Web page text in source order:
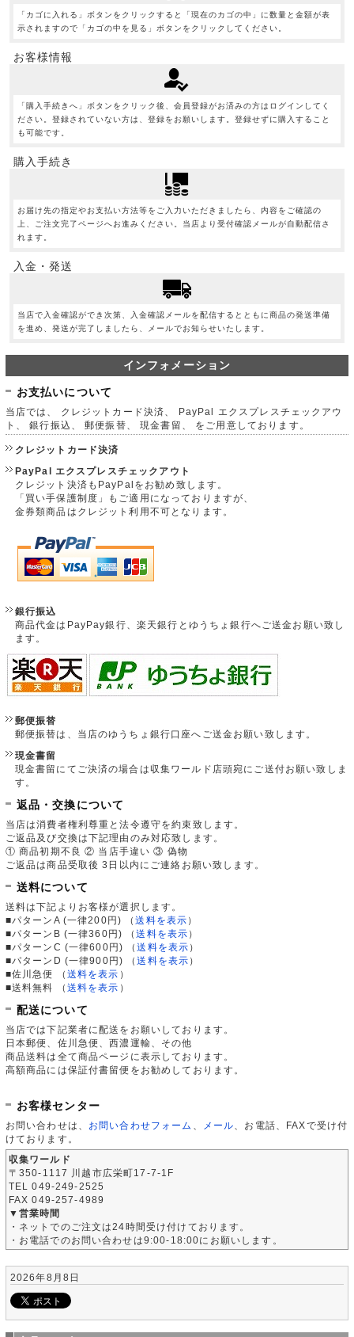
「カゴに入れる」ボタンをクリックすると「現在のカゴの中」に数量と金額が表
示されますので「カゴの中を見る」ボタンをクリックしてください。
お客様情報
「購入手続きへ」ボタンをクリック後、会員登録がお済みの方はログインしてく
ださい。登録されていない方は、登録をお願いします。登録せずに購入すること
も可能です。
購入手続き
お届け先の指定やお支払い方法等をご入力いただきましたら、内容をご確認の
上、ご注文完了ページへお進みください。当店より受付確認メールが自動配信さ
れます。
入金・発送
当店で入金確認ができ次第、入金確認メールを配信するとともに商品の発送準備
を進め、発送が完了しましたら、メールでお知らせいたします。
インフォメーション
お支払いについて
当店では、 クレジットカード決済、 PayPal エクスプレスチェックアウ
ト、 銀行振込、 郵便振替、 現金書留、 をご用意しております。
クレジットカード決済
PayPal エクスプレスチェックアウト
クレジット決済もPayPalをお勧め致します。
「買い手保護制度」もご適用になっておりますが、
金券類商品はクレジット利用不可となります。
銀行振込
商品代金はPayPay銀行、楽天銀行とゆうちょ銀行へご送金お願い致し
ます。
郵便振替
郵便振替は、当店のゆうちょ銀行口座へご送金お願い致します。
現金書留
現金書留にてご決済の場合は収集ワールド店頭宛にご送付お願い致しま
す。
返品・交換について
当店は消費者権利尊重と法令遵守を約束致します。
ご返品及び交換は下記理由のみ対応致します。
① 商品初期不良 ② 当店手違い ③ 偽物
ご返品は商品受取後 3日以内にご連絡お願い致します。
送料について
送料は下記よりお客様が選択します。
■パターンA (一律200円)
（送料を表示 ）
■パターンB (一律360円)
（送料を表示 ）
■パターンC (一律600円)
（送料を表示 ）
■パターンD (一律900円)
（送料を表示 ）
■佐川急便
（ 送料を表示 ）
■送料無料
（ 送料を表示 ）
配送について
当店では下記業者に配送をお願いしております。
日本郵便、佐川急便、西濃運輸、その他
商品送料は全て商品ページに表示しております。
高額商品には保証付書留便をお勧めしております。
お客様センター
お問い合わせは、 お問い合わせフォーム メール 、お電話、FAXで受け付
けております。
収集ワールド
〒350-1117 川越市広栄町17-7-1F
TEL 049-249-2525
FAX 049-257-4989
▼営業時間
・ネットでのご注文は24時間受け付けております。
・お電話でのお問い合わせは9:00-18:00にお願いします。
2026年8月8日